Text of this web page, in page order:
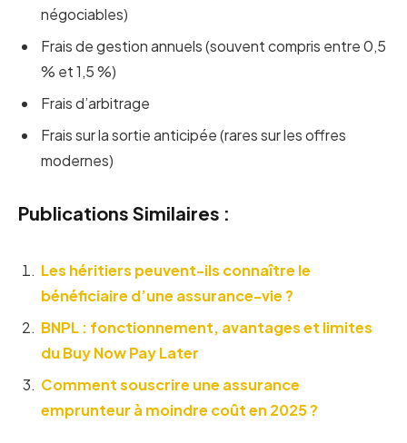
négociables)
Frais de gestion annuels (souvent compris entre 0,5
% et 1,5 %)
Frais d’arbitrage
Frais sur la sortie anticipée (rares sur les offres
modernes)
Publications Similaires :
Les héritiers peuvent-ils connaître le
bénéficiaire d’une assurance-vie ?
BNPL : fonctionnement, avantages et limites
du Buy Now Pay Later
Comment souscrire une assurance
emprunteur à moindre coût en 2025 ?